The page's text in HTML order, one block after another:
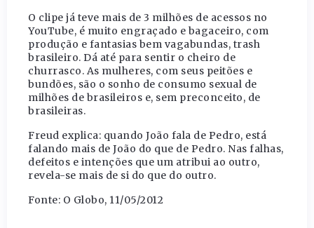
O clipe já teve mais de 3 milhões de acessos no
YouTube, é muito engraçado e bagaceiro, com
produção e fantasias bem vagabundas, trash
brasileiro. Dá até para sentir o cheiro de
churrasco. As mulheres, com seus peitões e
bundões, são o sonho de consumo sexual de
milhões de brasileiros e, sem preconceito, de
brasileiras.
Freud explica: quando João fala de Pedro, está
falando mais de João do que de Pedro. Nas falhas,
defeitos e intenções que um atribui ao outro,
revela-se mais de si do que do outro.
Fonte: O Globo, 11/05/2012